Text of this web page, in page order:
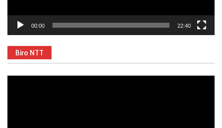
00:00 22:40
Biro NTT